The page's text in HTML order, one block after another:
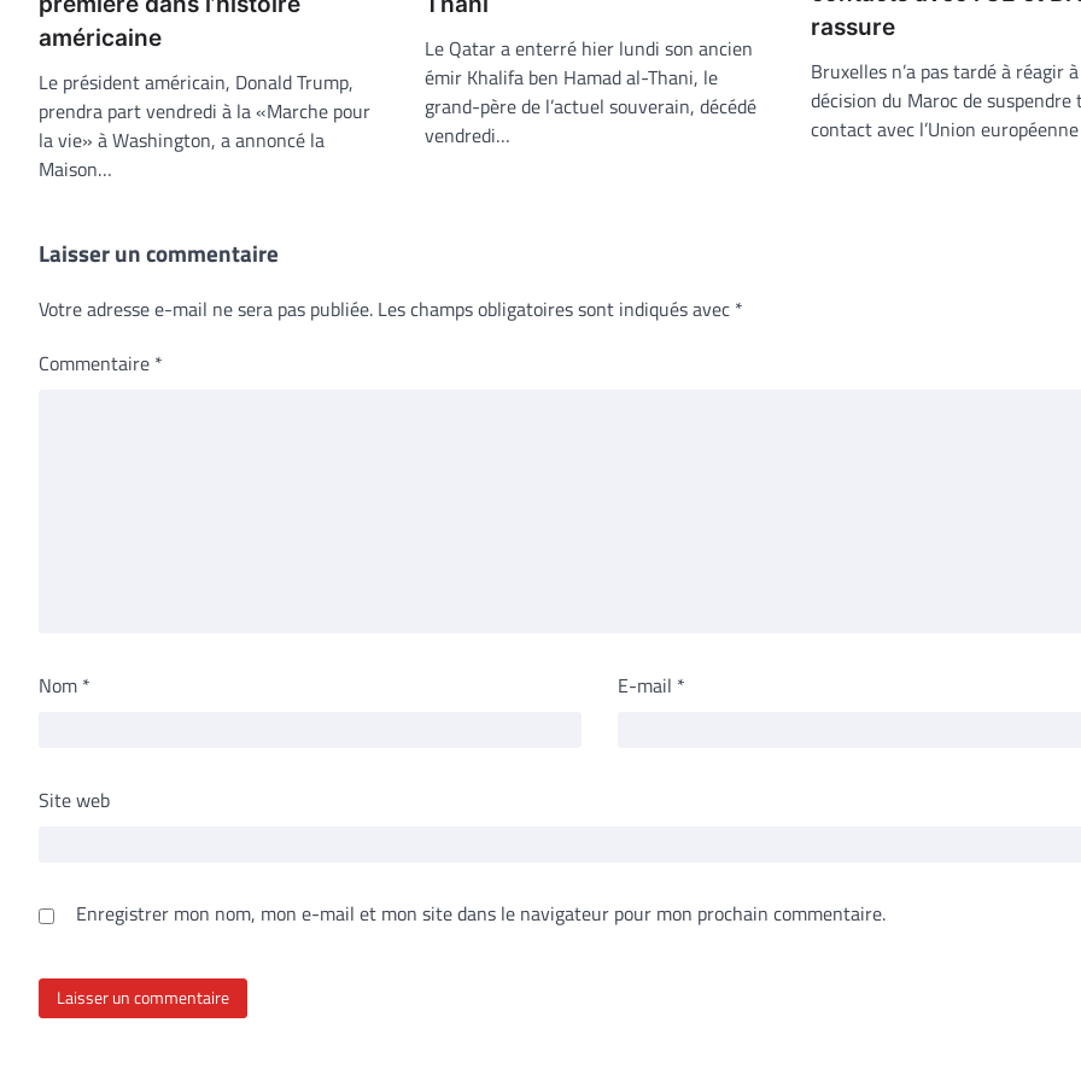
américaine
Le président américain, Donald Trump,
prendra part vendredi à la «Marche pour
la vie» à Washington, a annoncé la
Maison…
Le Qatar a enterré hier lundi son ancien
émir Khalifa ben Hamad al-Thani, le
grand-père de l’actuel souverain, décédé
vendredi…
rassure
Bruxelles n’a pas tardé à réagir
décision du Maroc de suspendre
contact avec l’Union
Laisser un commentaire
Votre adresse e-mail ne sera pas publiée. Les champs obligatoires sont indiqués avec *
Commentaire *
Nom * E-mail *
Site web
Enregistrer mon nom, mon e-mail et mon site dans le navigateur pour mon prochain commentaire.